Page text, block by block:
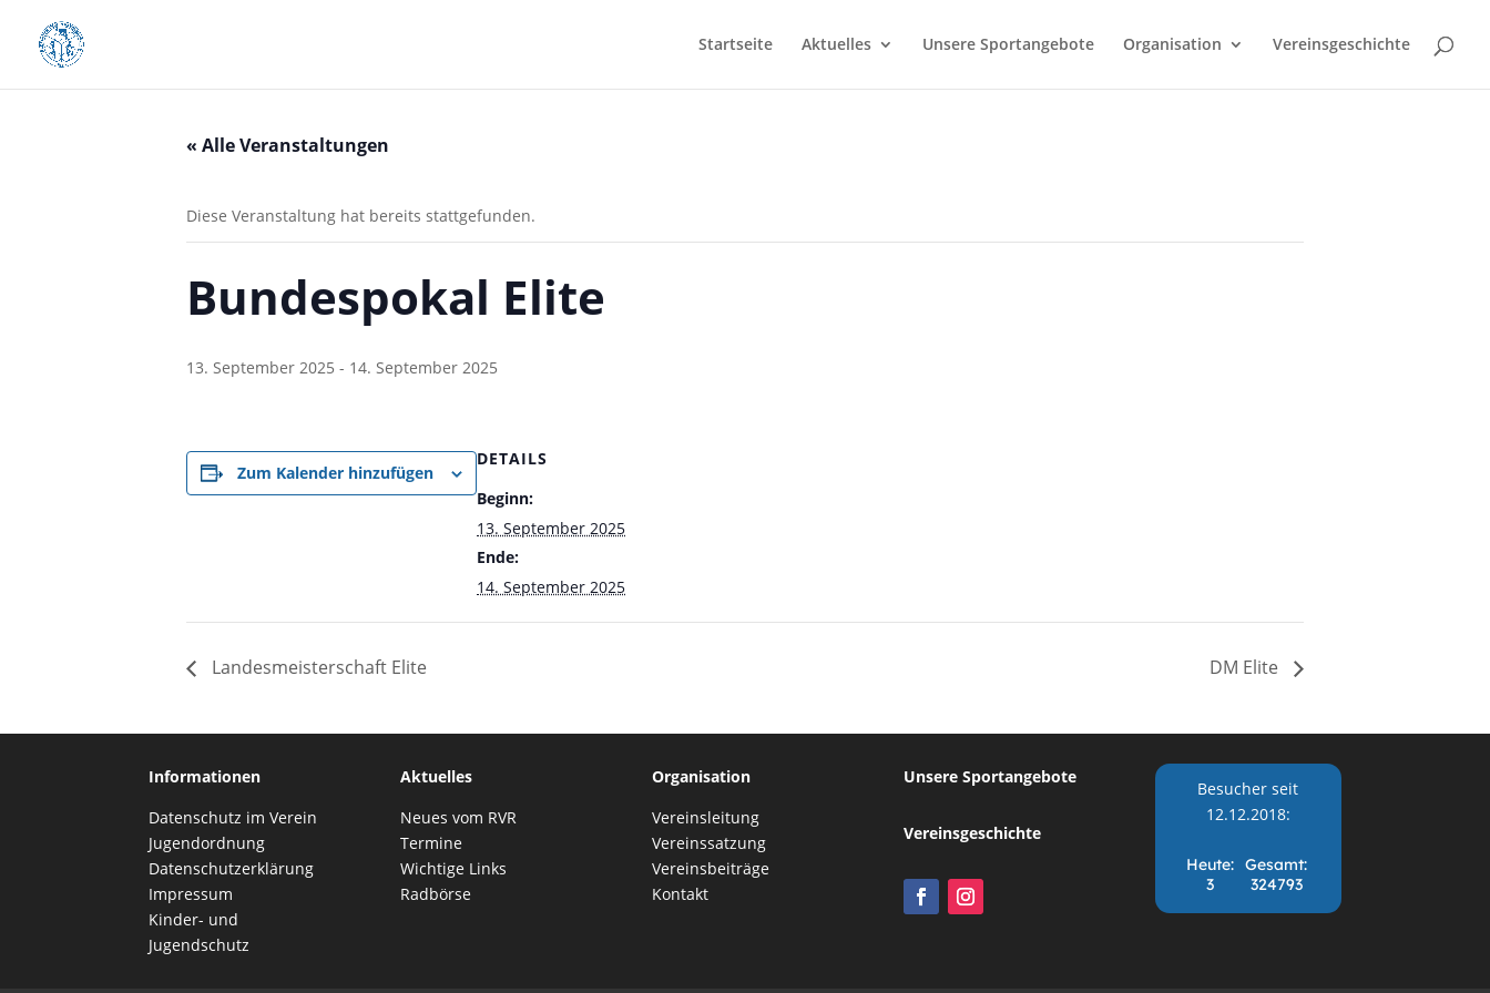
Startseite Aktuelles Unsere Sportangebote Organisation Vereinsgeschichte
« Alle Veranstaltungen
Diese Veranstaltung hat bereits stattgefunden.
Bundespokal Elite
13. September 2025 - 14. September 2025
Zum Kalender hinzufügen
DETAILS
Beginn:
13. September 2025
Ende:
14. September 2025
Landesmeisterschaft Elite DM Elite
Informationen
Datenschutz im Verein
Jugendordnung
Datenschutzerklärung
Impressum
Kinder- und
Jugendschutz
Aktuelles
Neues vom RVR
Termine
Wichtige Links
Radbörse
Organisation
Vereinsleitung
Vereinssatzung
Vereinsbeiträge
Kontakt
Unsere Sportangebote
Vereinsgeschichte
Besucher seit
12.12.2018: